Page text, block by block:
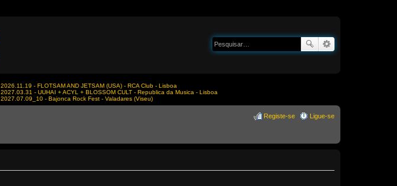
2026.11.19 - FLOTSAM AND JETSAM (USA) - RCA Club - Lisboa
2027.03.31 - UUHAI + ACYL + BLOSSOM CULT - Republica da Musica - Lisboa
2027.07.09_10 - Bajonca Rock Fest - Valadares (Viseu)
Ligue-se
Registe-se